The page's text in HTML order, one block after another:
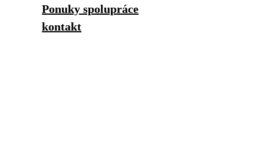
Ponuky spolupráce
kontakt